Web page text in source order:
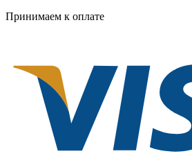
Принимаем к оплате